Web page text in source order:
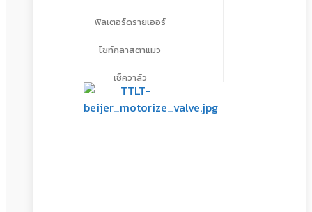
ฟิลเตอร์ดรายเออร์
ไซท์กลาสตาแมว
เช็ควาล์ว